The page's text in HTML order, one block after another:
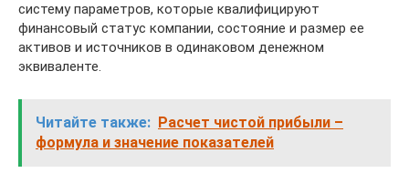
систему параметров, которые квалифицируют
финансовый статус компании, состояние и размер ее
активов и источников в одинаковом денежном
эквиваленте.
Читайте также: Расчет чистой прибыли –
формула и значение показателей